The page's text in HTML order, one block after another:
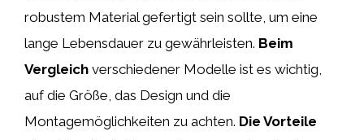
robustem Material gefertigt sein sollte, um eine
lange Lebensdauer zu gewährleisten. Beim
Vergleich verschiedener Modelle ist es wichtig,
auf die Größe, das Design und die
Montagemöglichkeiten zu achten. Die Vorteile